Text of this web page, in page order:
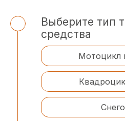
Выберите тип
средства
Мотоцикл